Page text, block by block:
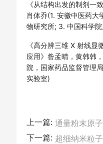
《从结构出发的制剂一
肖体乔(1. 安徽中医药大
物研究所; 3. 中国科学
《高分辨三维 X 射线
应用》昝孟晴，黄韩韩
院，国家药品监督管理
实验室)
上一篇:
下一篇: